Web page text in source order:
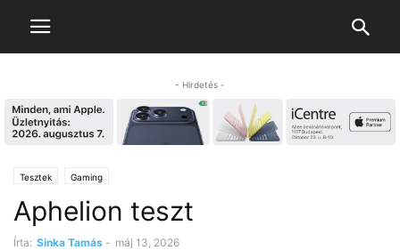
- Hirdetés -
Tesztek Gaming
Aphelion teszt
Írta: Sinka Tamás - máj 13, 2026